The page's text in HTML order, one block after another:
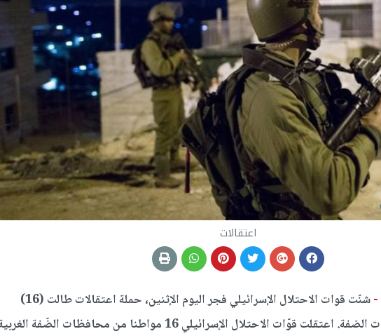
اعتقالات
-
شنّت قوات الاحتلال الإسرائيلي فجر اليوم الإثنين، حملة اعتقالات طالت (16)
الاحتلال الإسرائيلي 16 مواطنا من محافظات الضّفة الغربية.